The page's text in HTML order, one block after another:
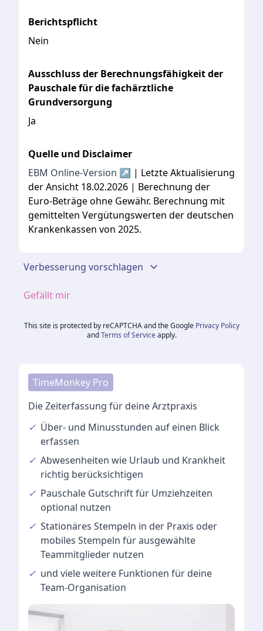
Berichtspflicht
Nein
Ausschluss der Berechnungsfähigkeit der
Pauschale für die fachärztliche
Grundversorgung
Ja
Quelle und Disclaimer
EBM Online-Version ↗ | Letzte Aktualisierung
der Ansicht 18.02.2026 | Berechnung der
Euro-Beträge ohne Gewähr. Berechnung mit
gemittelten Vergütungswerten der deutschen
Krankenkassen von 2025.
Verbesserung vorschlagen
Gefällt mir
This site is protected by reCAPTCHA and the Google Privacy Policy
and Terms of Service apply.
TimeMonkey Pro
Die Zeiterfassung für deine Arztpraxis
✓ Über- und Minusstunden auf einen Blick
erfassen
✓ Abwesenheiten wie Urlaub und Krankheit
richtig berücksichtigen
✓ Pauschale Gutschriftfür Umziehzeiten
optional nutzen
✓ Stationäres Stempeln in der Praxis oder
mobiles Stempeln für ausgewählte
Teammitglieder nutzen
✓ und vieleweitere Funktionen für deine
Team-Organisation